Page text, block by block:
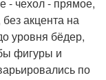
- чехол - прямое,
акцента на
уровня бёдер,
фигуры и
по